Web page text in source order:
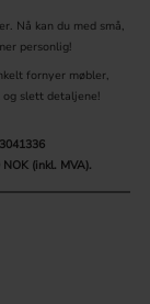
Nå kan du med små,
personlig!
fornyer møbler,
og slett detaljene!
(inkl. MVA).